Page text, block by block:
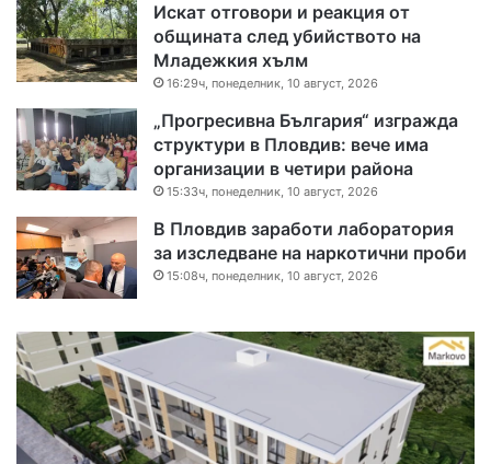
Искат отговори и реакция от
общината след убийството на
Младежкия хълм
16:29ч, понеделник, 10 август, 2026
„Прогресивна България“ изгражда
структури в Пловдив: вече има
организации в четири района
15:33ч, понеделник, 10 август, 2026
В Пловдив заработи лаборатория
за изследване на наркотични проби
15:08ч, понеделник, 10 август, 2026